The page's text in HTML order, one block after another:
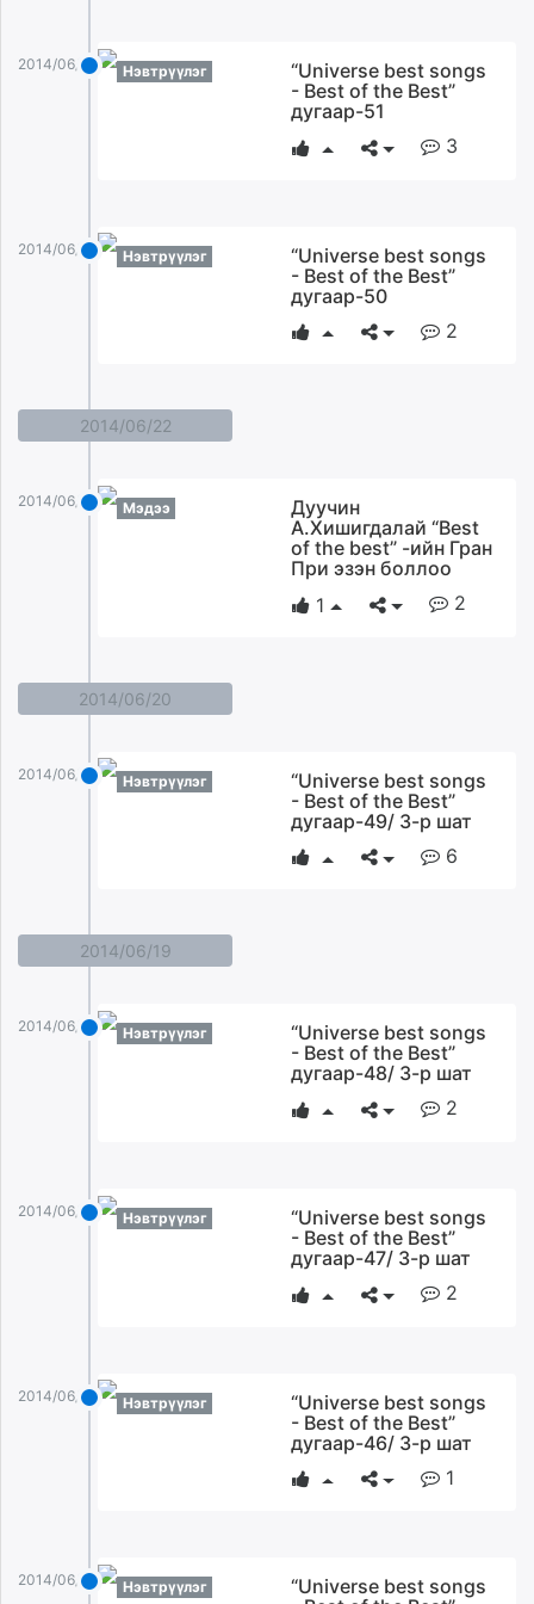
mglradio.com
tvmongolia.mn
tac.mn
paparazzi.mn
2014/06/27 Нэвтрүүлэг
“Universe best songs
- Best of the Best”
дугаар-51
3
2014/06/27 Нэвтрүүлэг
“Universe best songs
- Best of the Best”
дугаар-50
2
2014/06/22
2014/06/22 Мэдээ
Дуучин
А.Хишигдалай “Best
of the best” -ийн Гран
При эзэн боллоо
1
2
2014/06/20
2014/06/20 Нэвтрүүлэг
“Universe best songs
- Best of the Best”
дугаар-49/ 3-р шат
6
2014/06/19
2014/06/19 Нэвтрүүлэг
“Universe best songs
- Best of the Best”
дугаар-48/ 3-р шат
2
2014/06/19 Нэвтрүүлэг
“Universe best songs
- Best of the Best”
дугаар-47/ 3-р шат
2
2014/06/19 Нэвтрүүлэг
“Universe best songs
- Best of the Best”
дугаар-46/ 3-р шат
1
2014/06/19 Нэвтрүүлэг
“Universe best songs